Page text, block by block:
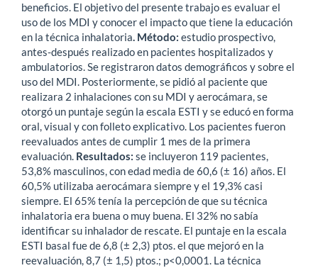
beneficios. El objetivo del presente trabajo es evaluar el
uso de los MDI y conocer el impacto que tiene la educación
en la técnica inhalatoria. Método: estudio prospectivo,
antes-después realizado en pacientes hospitalizados y
ambulatorios. Se registraron datos demográficos y sobre el
uso del MDI. Posteriormente, se pidió al paciente que
realizara 2 inhalaciones con su MDI y aerocámara, se
otorgó un puntaje según la escala ESTI y se educó en forma
oral, visual y con folleto explicativo. Los pacientes fueron
reevaluados antes de cumplir 1 mes de la primera
evaluación. Resultados: se incluyeron 119 pacientes,
53,8% masculinos, con edad media de 60,6 (± 16) años. El
60,5% utilizaba aerocámara siempre y el 19,3% casi
siempre. El 65% tenía la percepción de que su técnica
inhalatoria era buena o muy buena. El 32% no sabía
identificar su inhalador de rescate. El puntaje en la escala
ESTI basal fue de 6,8 (± 2,3) ptos. el que mejoró en la
reevaluación, 8,7 (± 1,5) ptos.; p<0,0001. La técnica